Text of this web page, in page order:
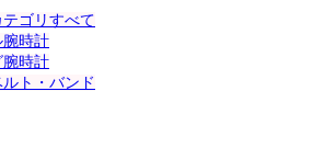
ゴリすべて
時計
腕時計
ト・バンド